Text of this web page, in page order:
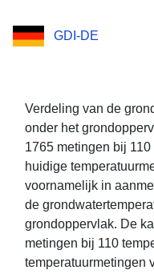
GDI-DE
Verdeling van de
onder het
1765 metingen bij
huidige
voornamelijk in
de
grondoppervlak. De
metingen bij 110
temperatuurmetingen